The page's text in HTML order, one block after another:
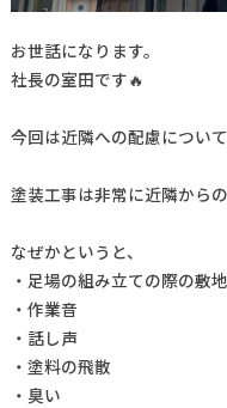
お世話になります。
社長の室田です🔥
今回は近隣への配慮につい
塗装工事は非常に近隣から
なぜかというと、
・足場の組み立ての際の敷
・作業音
・話し声
・塗料の飛散
・臭い